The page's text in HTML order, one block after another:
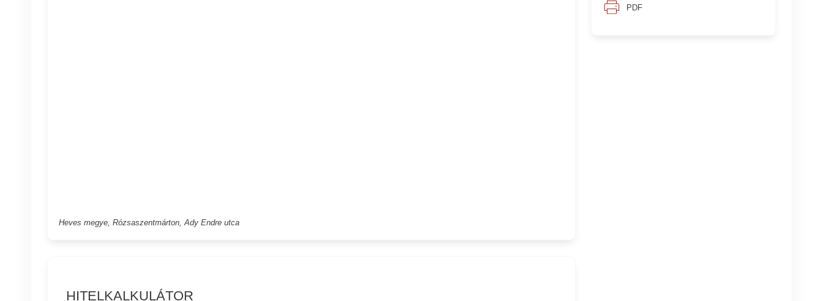
PDF
Heves megye, Rózsaszentmárton, Ady Endre utca
HITELKALKULÁTOR